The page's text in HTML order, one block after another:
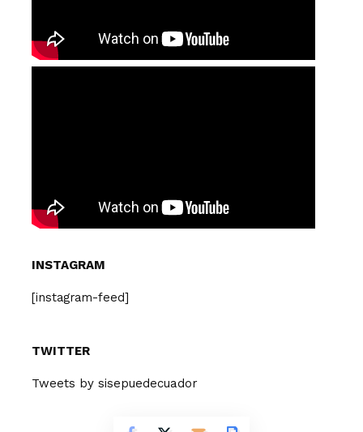
INSTAGRAM
[instagram-feed]
TWITTER
Tweets by sisepuedecuador